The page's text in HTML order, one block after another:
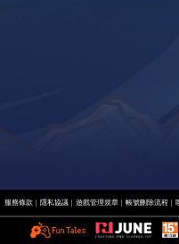
服務條款 隱私協議 遊戲管理規章 帳號刪除流程